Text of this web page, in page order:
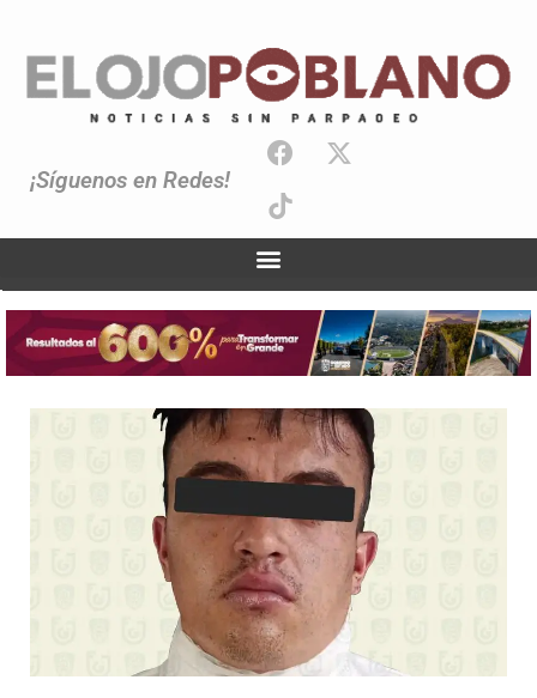
¡Síguenos en Redes!